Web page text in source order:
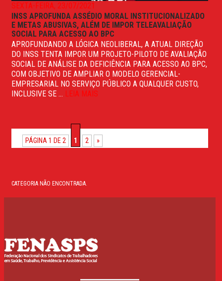
SEXTA-FEIRA, 23/07/2021
INSS APROFUNDA ASSÉDIO MORAL INSTITUCIONALIZADO
E METAS ABUSIVAS, ALÉM DE IMPOR TELEAVALIAÇÃO
SOCIAL PARA ACESSO AO BPC
APROFUNDANDO A LÓGICA NEOLIBERAL, A ATUAL DIREÇÃO
DO INSS TENTA IMPOR UM PROJETO-PILOTO DE AVALIAÇÃO
SOCIAL DE ANÁLISE DA DEFICIÊNCIA PARA ACESSO AO BPC,
COM OBJETIVO DE AMPLIAR O MODELO GERENCIAL-
EMPRESARIAL NO SERVIÇO PÚBLICO A QUALQUER CUSTO,
INCLUSIVE SE ... LEIA MAIS
PÁGINA 1 DE 2 1 2 »
CATEGORIA NÃO ENCONTRADA.